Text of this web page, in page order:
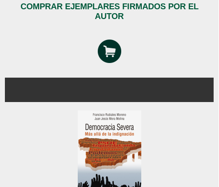
COMPRAR EJEMPLARES FIRMADOS POR EL
AUTOR